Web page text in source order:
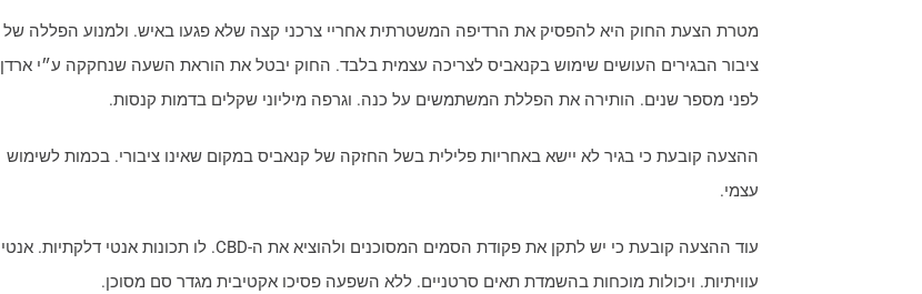
מטרת הצעת החוק היא להפסיק את הרדיפה המשטרתית אחריי צרכני קצה שלא פגעו באיש. ולמנוע הפללה של
ציבור הבגירים העושים שימוש בקנאביס לצריכה עצמית בלבד. החוק יבטל את הוראת השעה שנחקקה ע״י ארדן
לפני מספר שנים. הותירה את הפללת המשתמשים על כנה. וגרפה מיליוני שקלים בדמות קנסות.
ההצעה קובעת כי בגיר לא יישא באחריות פלילית בשל החזקה של קנאביס במקום שאינו ציבורי. בכמות לשימוש
עצמי.
עוד ההצעה קובעת כי יש לתקן את פקודת הסמים המסוכנים ולהוציא את ה-CBD. לו תכונות אנטי דלקתיות. אנטי
עוויתיות. ויכולות מוכחות בהשמדת תאים סרטניים. ללא השפעה פסיכו אקטיבית מגדר סם מסוכן.